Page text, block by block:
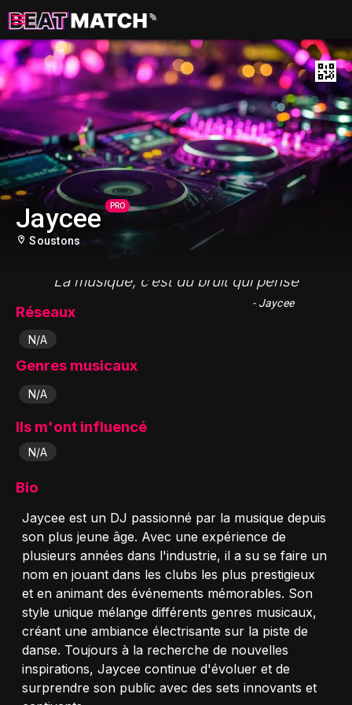
Jaycee PRO
Soustons
"La musique, c’est du bruit qui pense"
- Jaycee
Réseaux
N/A
Genres musicaux
N/A
Ils m'ont influencé
N/A
Bio
Jaycee est un DJ passionné par la musique depuis
son plus jeune âge. Avec une expérience de
plusieurs années dans l'industrie, il a su se faire un
nom en jouant dans les clubs les plus prestigieux
et en animant des événements mémorables. Son
style unique mélange différents genres musicaux,
créant une ambiance électrisante sur la piste de
danse. Toujours à la recherche de nouvelles
inspirations, Jaycee continue d'évoluer et de
surprendre son public avec des sets innovants et